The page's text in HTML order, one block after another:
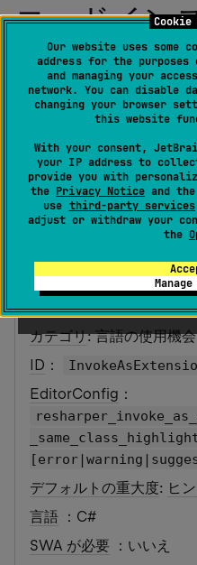
Our website uses some
address for the
and managing your
network. You can disable
changing your browser
this website
With your consent,
your IP address to
provide you with
the Privacy Noticeand the
use third-party services
adjust or withdraw your
the
コードイン
ン：static
出しを拡張
呼び出しに
ラスの
び出しを拡
呼び出しに
2026 年 7 月 16 日
カテゴリ: 言語の使用機会
ID ：
EditorConfig ：
デフォルトの重大度: ヒ
言語 ：C#
SWA が必要 ：いいえ